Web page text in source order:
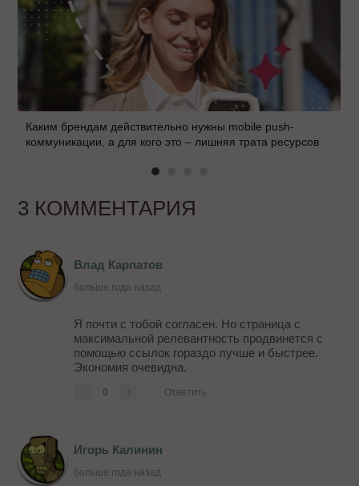
Каким брендам действительно нужны mobile push-
коммуникации, а для кого это – лишняя трата ресурсов
3 КОММЕНТАРИЯ
Влад Карпатов
больше года назад
Я почти с тобой согласен. Но страница с
максимальной релевантность продвинется с
помощью ссылок гораздо лучше и быстрее.
Экономия очевидна.
0 Ответить
Игорь Калинин
больше года назад